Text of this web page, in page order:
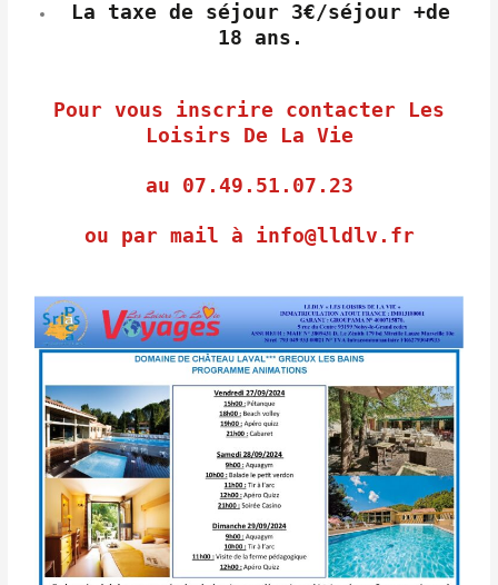
La taxe de séjour 3€/séjour +de
18 ans.
Pour vous inscrire contacter Les
Loisirs De La Vie
au 07.49.51.07.23
ou par mail à info@lldlv.fr